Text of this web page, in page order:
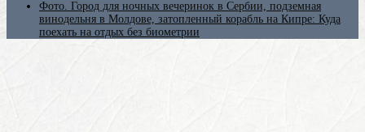
Фото. Город для ночных вечеринок в Сербии, подземная
винодельня в Молдове, затопленный корабль на Кипре: Куда
поехать на отдых без биометрии